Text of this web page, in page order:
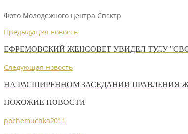
Фото Молодежного центра Спектр
Предыдущия новость
ЕФРЕМОВСКИЙ ЖЕНСОВЕТ УВИДЕЛ ТУЛУ
Следующая новость
НА РАСШИРЕННОМ ЗАСЕДАНИИ ПРАВЛЕНИЯ
ПОХОЖИЕ НОВОСТИ
pochemuchka2011